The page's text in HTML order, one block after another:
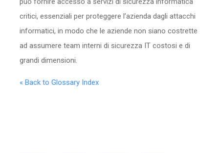
critici, essenziali per proteggere l’azienda dagli attacchi
informatici, in modo che le aziende non siano costrette
ad assumere team interni di sicurezza IT costosi e di
grandi dimensioni.
« Back to Glossary Index